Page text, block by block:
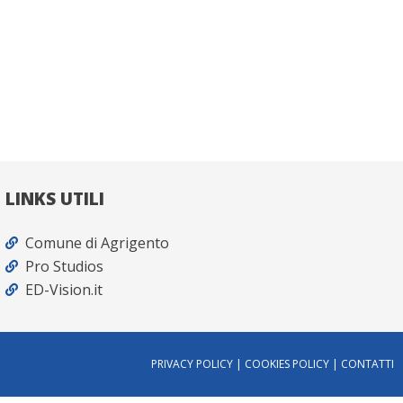
LINKS UTILI
Comune di Agrigento
Pro Studios
ED-Vision.it
PRIVACY POLICY | COOKIES POLICY | CONTATTI